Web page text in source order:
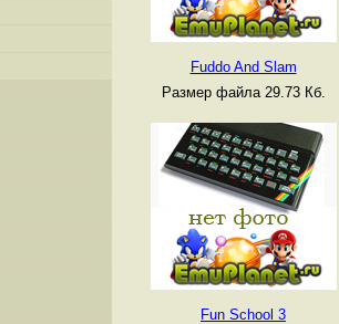
Fuddo And Slam
Размер файла 29.73 Кб.
Fun School 3